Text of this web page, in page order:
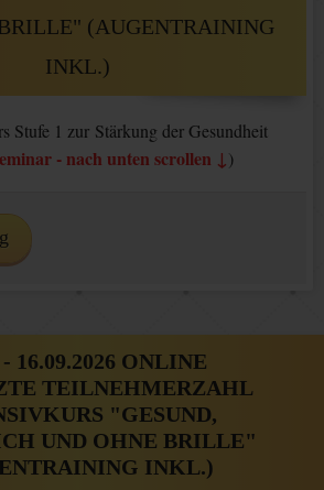
(AUGENTRAINING
INKL.)
Stufe 1 zur Stärkung der Gesundheit
- nach unten scrollen ↓)
- 16.09.2026 ONLINE
TEILNEHMERZAHL
"GESUND,
UND OHNE BRILLE"
INKL.)